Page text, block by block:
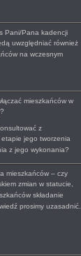
Pani/Pana kadencji
uwzględniać również
na wczesnym
mieszkańców w
z
jego tworzenia
z jego wykonania?
mieszkańców – czy
zmian w statucie,
składanie
prosimy uzasadnić.